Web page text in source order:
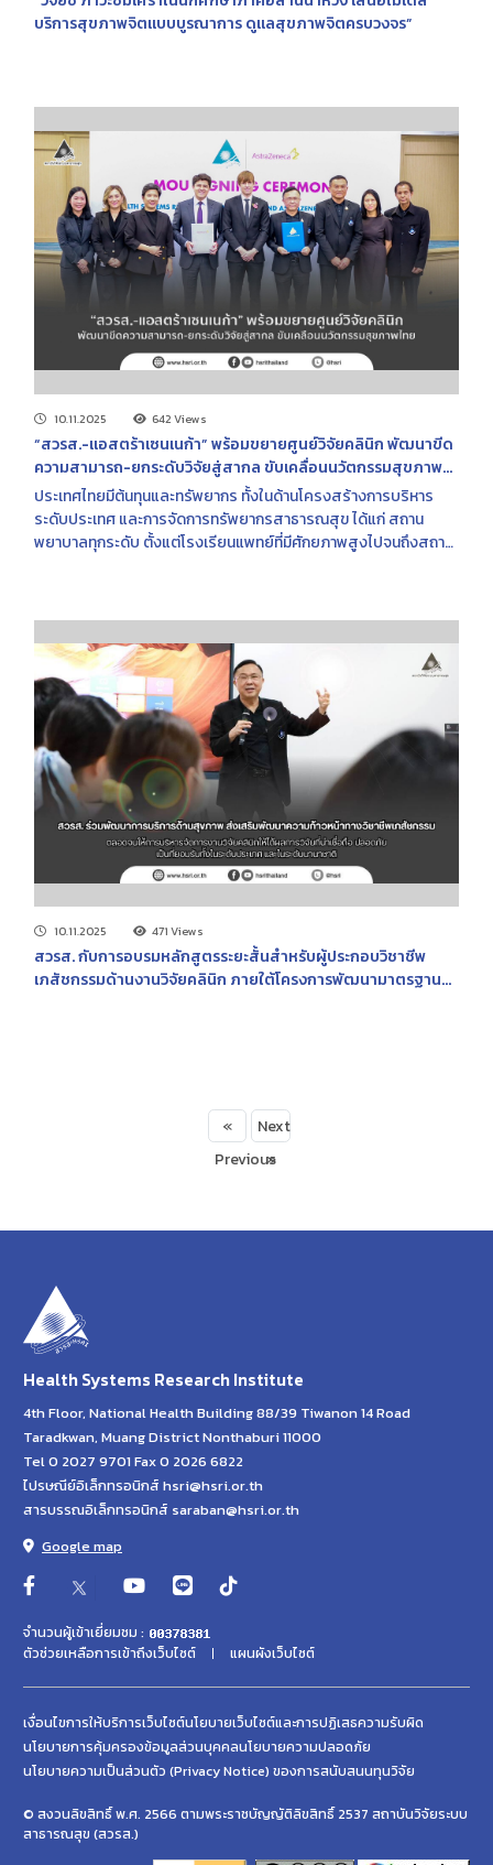
บริการสุขภาพจิตแบบบูรณาการ ดูแลสุขภาพจิตครบวงจร”
10.11.2025 642 Views
“สวรส.-แอสตร้าเซนเนก้า” พร้อมขยายศูนย์วิจัยคลินิก พัฒนาขีด
ความสามารถ-ยกระดับวิจัยสู่สากล ขับเคลื่อนนวัตกรรมสุขภาพ
ไทย
ประเทศไทยมีต้นทุนและทรัพยากร ทั้งในด้านโครงสร้างการบริหาร
ระดับประเทศ และการจัดการทรัพยากรสาธารณสุข ได้แก่ สถาน
พยาบาลทุกระดับ ตั้งแต่โรงเรียนแพทย์ที่มีศักยภาพสูงไปจนถึงสถาน
เติบโตในด้านบริการอย่างรวดเร็ว และมีการดำเนินงานร่วมกันเป็น
เครือข่าย
10.11.2025 471 Views
สวรส. กับการอบรมหลักสูตรระยะสั้นสำหรับผู้ประกอบวิชาชีพ
เภสัชกรรมด้านงานวิจัยคลินิก ภายใต้โครงการพัฒนามาตรฐาน
«
Previous
Next
»
Health Systems Research Institute
4th Floor, National Health Building 88/39 Tiwanon 14 Road
Taradkwan, Muang District Nonthaburi 11000
Tel 0 2027 9701 Fax 0 2026 6822
ไปรษณีย์อิเล็กทรอนิกส์ hsri@hsri.or.th
สารบรรณอิเล็กทรอนิกส์ saraban@hsri.or.th
Google map
จำนวนผู้เข้าเยี่ยมชม :
ตัวช่วยเหลือการเข้าถึงเว็บไซต์
แผนผังเว็บไซต์
เงื่อนไขการให้บริการเว็บไซต์นโยบายเว็บไซต์และการปฏิเสธความรับผิด
นโยบายการคุ้มครองข้อมูลส่วนบุคคลนโยบายความปลอดภัย
นโยบายความเป็นส่วนตัว (Privacy Notice) ของการสนับสนนทุนวิจัย
© สงวนลิขสิทธิ์ พ.ศ. 2566 ตามพระราชบัญญัติลิขสิทธิ์ 2537 สถาบันวิจัยระบบ
สาธารณสุข (สวรส.)